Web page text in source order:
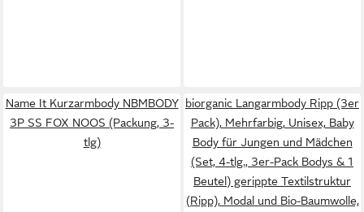
Name It Kurzarmbody NBMBODY
3P SS FOX NOOS (Packung, 3-
tlg)
biorganic Langarmbody Ripp (3er
Pack), Mehrfarbig, Unisex, Baby
Body für Jungen und Mädchen
(Set, 4-tlg., 3er-Pack Bodys & 1
Beutel) gerippte Textilstruktur
(Ripp), Modal und Bio-Baumwolle,